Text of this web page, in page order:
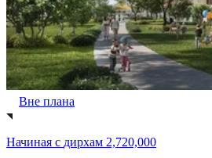
Вне плана
Начиная с дирхам 2,720,000